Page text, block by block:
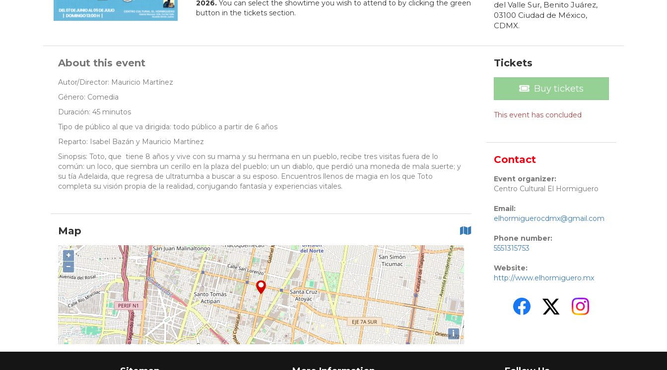
2026.You can select the showtime you wish to attend to by clicking the green
button in the tickets section.
del Valle Sur, Benito Juárez,
03100 Ciudad de México,
CDMX.
About this event
Autor/Director: Mauricio Martínez
Género: Comedia
Duración: 45 minutos
Tipo de público al que va dirigida: todo público a partir de 6 años
Reparto: Isabel Bazán y Mauricio Martínez
Sinopsis: Toto, que tiene 8 años y vive con su mama y su hermana en un pueblo, recibe tres visitas fuera de lo
común: un loco, que siembra un cerillo en la plaza del pueblo; un un diablo, que perdió una moneda de mala suerte; y
su tía Adelaida, que regresa de ultratumba a buscar a su esposo. Encuentros llenos de magia en los que Toto
completa su visión propia de la realidad, conjugando fantasía y experiencias vitales.
Map
+
−
i
Tickets
Buy tickets
This event has concluded
Contact
Event organizer:
Centro Cultural El Hormiguero
Email:
elhormiguerocdmx@gmail.com
Phone number:
5551315753
Website:
http://www.elhormiguero.mx